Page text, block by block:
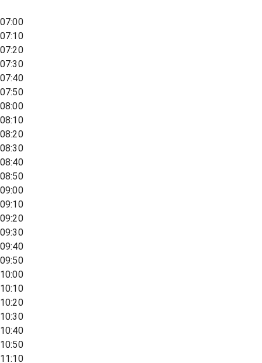
07:00
07:10
07:20
07:30
07:40
07:50
08:00
08:10
08:20
08:30
08:40
08:50
09:00
09:10
09:20
09:30
09:40
09:50
10:00
10:10
10:20
10:30
10:40
10:50
11:10